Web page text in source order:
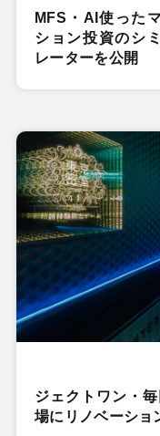
MFS・AI使った
ション投資のシ
レーターを公開
ジェクトワン・
場にリノベーショ